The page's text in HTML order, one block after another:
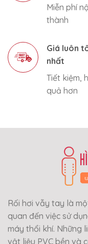
Miễn phí
thành
Giá luôn
nhất
Tiết kiệm,
quả hơn
Rối hơi vẫy tay là
quan đến việc sử
máy thổi khí. Những
vật liệu PVC bền và